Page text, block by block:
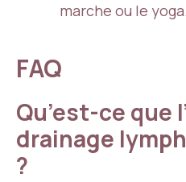
marche ou le yoga.
FAQ
Qu’est-ce que
drainage
?